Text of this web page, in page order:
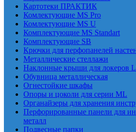
Картотеки ПРАКТИК
Комлектующие MS Pro
Комлектующие MS U
Комплектующие MS Standart
Комплектующие SB
Крючки для перфопанелей
Металлические стеллажи
Наклонные крыши для локеров
Обувница металлическая
Огнестойкие шкафы
Опоры и цоколи для серии ML
Органайзеры для хранения
Перфорированные панели для
металл
Подвесные папки